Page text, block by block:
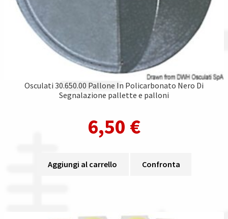
Osculati 30.650.00 Pallone In Policarbonato Nero Di
Segnalazione pallette e palloni
6,50 €
Aggiungi al carrello Confronta